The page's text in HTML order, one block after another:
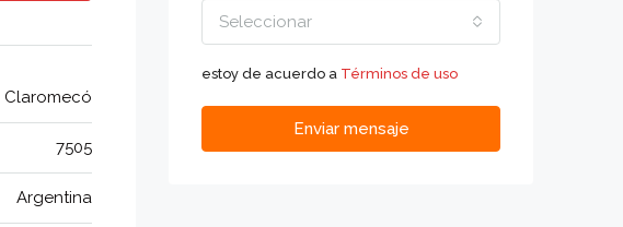
Claromecó
7505
Argentina
Seleccionar
estoy de acuerdo a Términos de uso
Enviar mensaje